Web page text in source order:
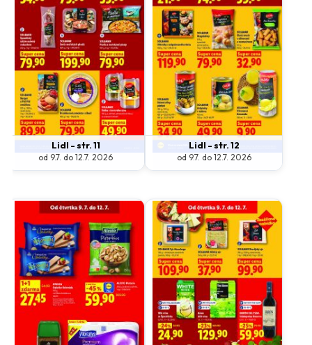
Lidl - str. 11
od 9.7. do 12.7. 2026
Lidl - str. 12
od 9.7. do 12.7. 2026